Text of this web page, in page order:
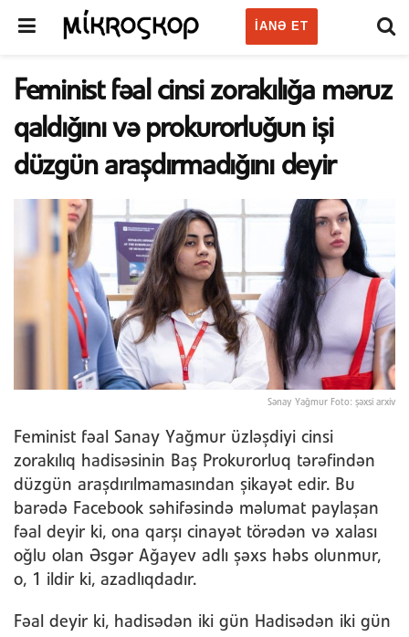
IANƏ ET
Feminist fəal cinsi zorakılığa məruz
qaldığını və prokurorluğun işi
düzgün araşdırmadığını deyir
Sənay Yağmur Foto: şəxsi arxiv
Feminist fəal Sanay Yağmur üzləşdiyi cinsi
zorakılıq hadisəsinin Baş Prokurorluq tərəfindən
düzgün araşdırılmamasından şikayət edir. Bu
barədə Facebook səhifəsində məlumat paylaşan
fəal deyir ki, ona qarşı cinayət törədən və xalası
oğlu olan Əsgər Ağayev adlı şəxs həbs olunmur,
o, 1 ildir ki, azadlıqdadır.
Fəal deyir ki, hadisədən iki gün Hadisədən iki gün